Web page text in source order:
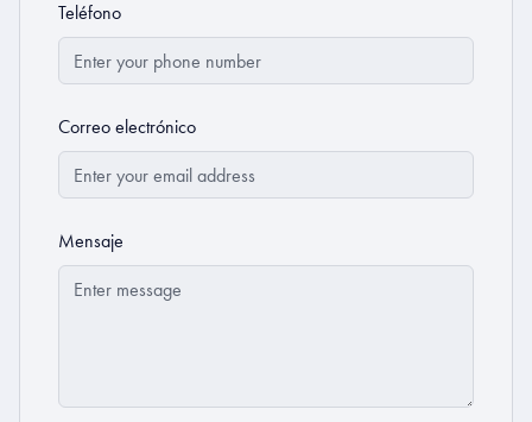
Teléfono
Correo electrónico
Mensaje